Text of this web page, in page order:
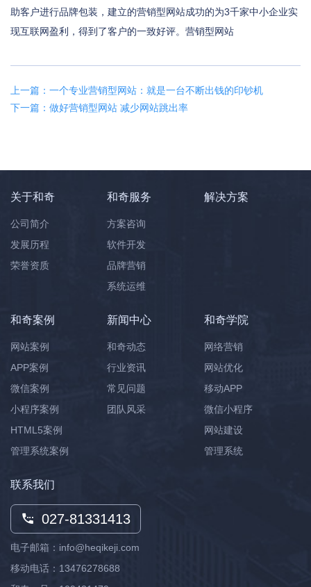
助客户进行品牌包装，建立的营销型网站成功的为3千家中小企业实
现互联网盈利，得到了客户的一致好评。营销型网站
上一篇：一个专业营销型网站：就是一台不断出钱的印钞机
下一篇：做好营销型网站 减少网站跳出率
关于和奇
公司简介
发展历程
荣誉资质
和奇服务
方案咨询
软件开发
品牌营销
系统运维
解决方案
和奇案例
网站案例
APP案例
微信案例
小程序案例
HTML5案例
管理系统案例
新闻中心
和奇动态
行业资讯
常见问题
团队风采
和奇学院
网络营销
网站优化
移动APP
微信小程序
网站建设
管理系统
联系我们
027-81331413
电子邮箱：info@heqikeji.com
移动电话： 13476278688